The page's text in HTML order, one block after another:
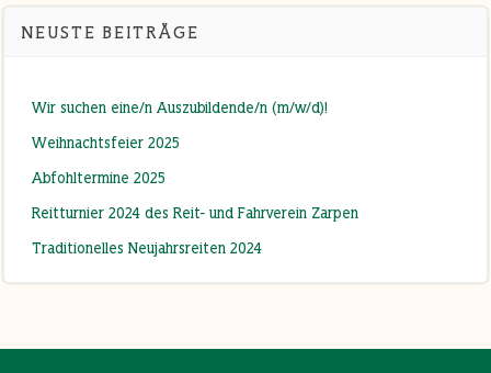
NEUSTE BEITRÄGE
Wir suchen eine/n Auszubildende/n (m/w/d)!
Weihnachtsfeier 2025
Abfohltermine 2025
Reitturnier 2024 des Reit- und Fahrverein Zarpen
Traditionelles Neujahrsreiten 2024